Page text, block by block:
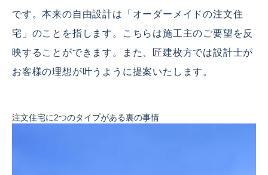
です。本来の自由設計は「オーダーメイドの注文住
宅」のことを指します。こちらは施工主のご要望を反
映することができます。また、匠建枚方では設計士が
お客様の理想が叶うように提案いたします。
注文住宅に2つのタイプがある裏の事情